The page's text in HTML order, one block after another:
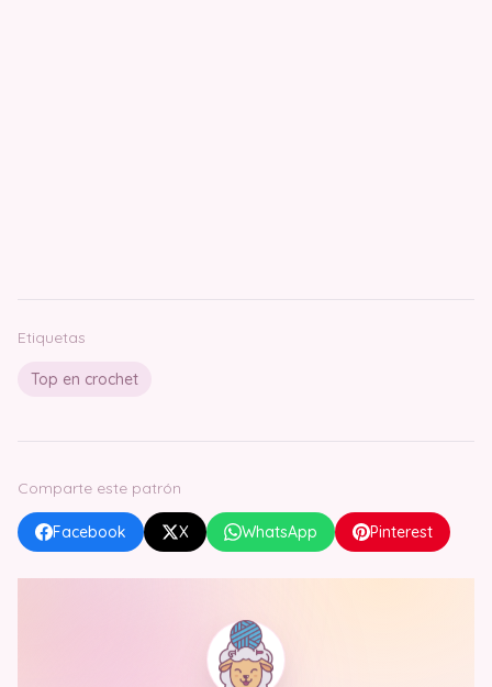
Etiquetas
Top en crochet
Comparte este patrón
Facebook X WhatsApp Pinterest